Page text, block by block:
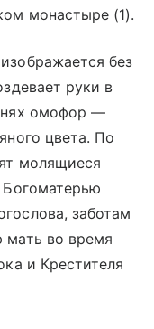
монастыре (1).
без
руки в
омофор —
цвета. По
молящиеся
заботам
мать во время
и Крестителя